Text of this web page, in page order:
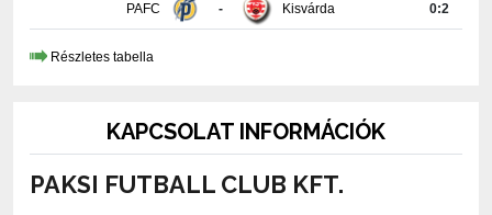
Részletes tabella
PAKSI FUTBALL CLUB KFT.
7030 Paks, Fehérvári út 29.